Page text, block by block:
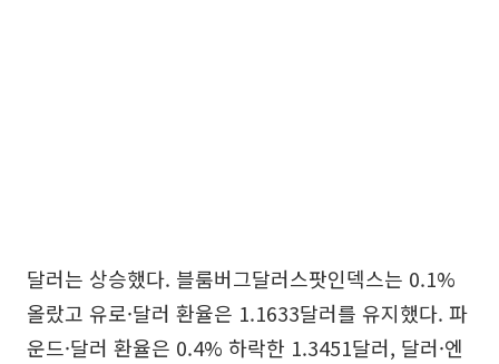
달러는 상승했다. 블룸버그달러스팟인덱스는 0.1%
올랐고 유로·달러 환율은 1.1633달러를 유지했다. 파
운드·달러 환율은 0.4% 하락한 1.3451달러, 달러·엔